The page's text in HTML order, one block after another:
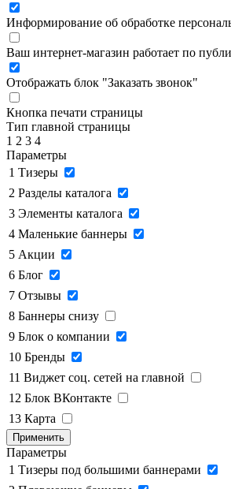
Информирование об обработке
Ваш интернет-магазин работает по
Отображать блок "Заказать звонок"
Кнопка печати страницы
Тип главной страницы
1 2 3 4
Параметры
1 Тизеры
2 Разделы каталога
3 Элементы каталога
4 Маленькие баннеры
5 Акции
6 Блог
7 Отзывы
8 Баннеры снизу
9 Блок о компании
10 Бренды
11 Виджет соц. сетей на главной
12 Блок ВКонтакте
13 Карта
Применить
Параметры
1 Тизеры под большими баннерами